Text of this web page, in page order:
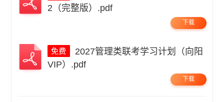
2（完整版）.pdf
下载
VIP）.pdf
下载